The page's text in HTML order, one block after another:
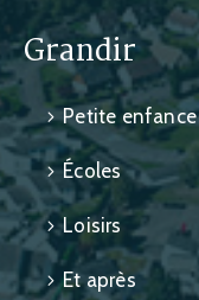
Grandir
Petite enfance
Écoles
Loisirs
Et après